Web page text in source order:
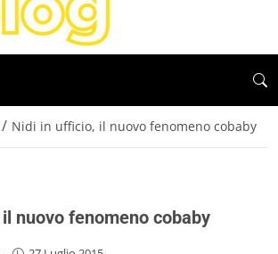
/ Nidi in ufficio, il nuovo fenomeno cobaby
nuovo fenomeno cobaby